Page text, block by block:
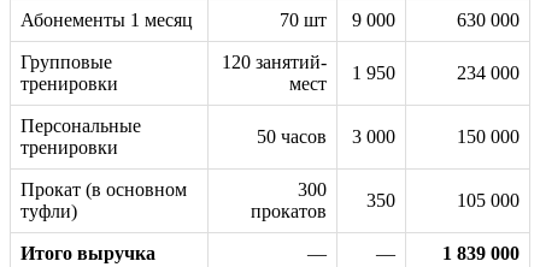
Абонементы 1 месяц 70 шт 9 000 630 000
Групповые
тренировки
120 занятий-
мест
1 950 234 000
Персональные
тренировки
50 часов 3 000 150 000
Прокат (в основном
туфли)
300
прокатов
350 105 000
Итого выручка — — 1 839 000